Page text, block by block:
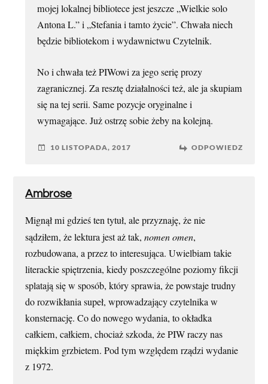
mojej lokalnej bibliotece jest jeszcze „Wielkie solo
Antona L.” i „Stefania i tamto życie”. Chwała niech
będzie bibliotekom i wydawnictwu Czytelnik.
No i chwała też PIWowi za jego serię prozy
zagranicznej. Za resztę działalności też, ale ja skupiam
się na tej serii. Same pozycje oryginalne i
wymagające. Już ostrzę sobie żeby na kolejną.
10 LISTOPADA, 2017 ODPOWIEDZ
Ambrose
Mignął mi gdzieś ten tytuł, ale przyznaję, że nie
sądziłem, że lektura jest aż tak,nomen omen,
rozbudowana, a przez to interesująca. Uwielbiam takie
literackie spiętrzenia, kiedy poszczególne poziomy fikcji
splatają się w sposób, który sprawia, że powstaje trudny
do rozwikłania supeł, wprowadzający czytelnika w
konsternację. Co do nowego wydania, to okładka
całkiem, całkiem, chociaż szkoda, że PIW raczy nas
miękkim grzbietem. Pod tym względem rządzi wydanie
z 1972.